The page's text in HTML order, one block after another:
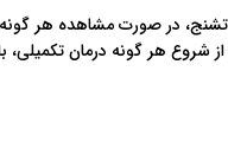
تشنج، در صورت مشاهده هر
شروع هر گونه درمان تکمیلی،